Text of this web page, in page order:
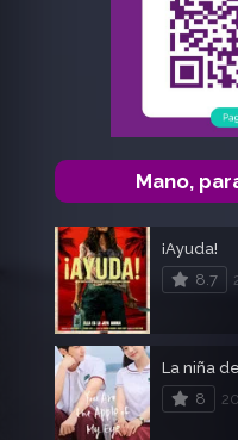
Mano,
¡Ayuda!
8.7
La niña
8